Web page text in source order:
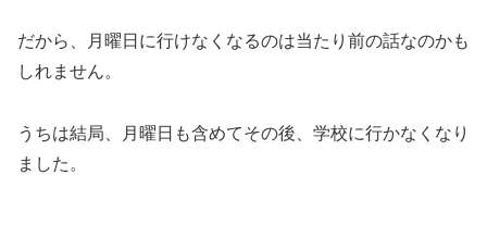
だから、月曜日に行けなくなるのは当たり前の話なのかも
しれません。
うちは結局、月曜日も含めてその後、学校に行かなくなり
ました。